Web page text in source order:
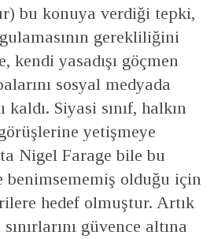
bu konuya verdiği tepki,
gerekliliğini
kendi yasadışı göçmen
sosyal medyada
kaldı. Siyasi sınıf, halkın
yetişmeye
Nigel Farage bile bu
benimsememiş olduğu için
hedef olmuştur. Artık
güvence altına